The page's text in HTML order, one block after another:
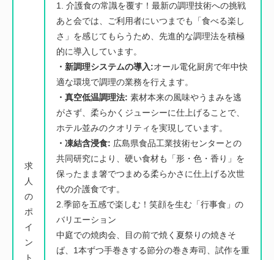
求
人
の
ポ
イ
ン
ト
1. 介護食の常識を覆す！最新の調理技術への挑戦
あと会では、ご利用者にいつまでも「食べる楽し
さ」を感じてもらうため、先進的な調理法を積極
的に導入しています。
・新調理システムの導入:オール電化厨房で年中快
適な環境で調理の業務を行えます。
・真空低温調理法: 素材本来の風味やうまみを逃
がさず、柔らかくジューシーに仕上げることで、
ホテル並みのクオリティを実現しています。
・凍結含浸食: 広島県食品工業技術センターとの
共同研究により、硬い食材も「形・色・香り」を
保ったまま箸でつまめる柔らかさに仕上げる次世
代の介護食です。
2.季節を五感で楽しむ！笑顔を生む「行事食」の
バリエーション
中庭での焼肉会、目の前で焼く夏祭りの焼きそ
ば、1本ずつ手巻きする節分の巻き寿司、試作を重